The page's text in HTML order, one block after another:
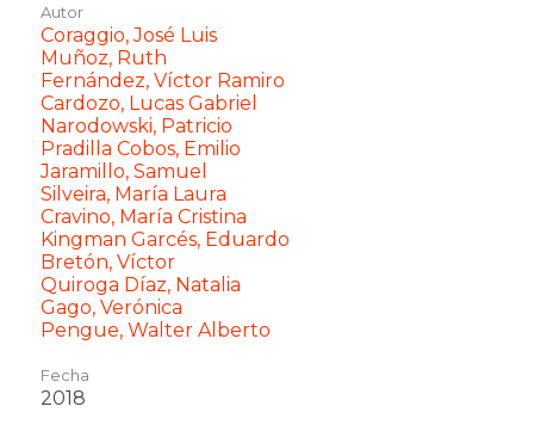
←
Elemento
Anterior
Autor
Coraggio, José Luis
Muñoz, Ruth
Fernández, Víctor Ramiro
Cardozo, Lucas Gabriel
Narodowski, Patricio
Pradilla Cobos, Emilio
Jaramillo, Samuel
Silveira, María Laura
Cravino, María Cristina
Kingman Garcés, Eduardo
Bretón, Víctor
Quiroga Díaz, Natalia
Gago, Verónica
Pengue, Walter Alberto
Fecha
2018